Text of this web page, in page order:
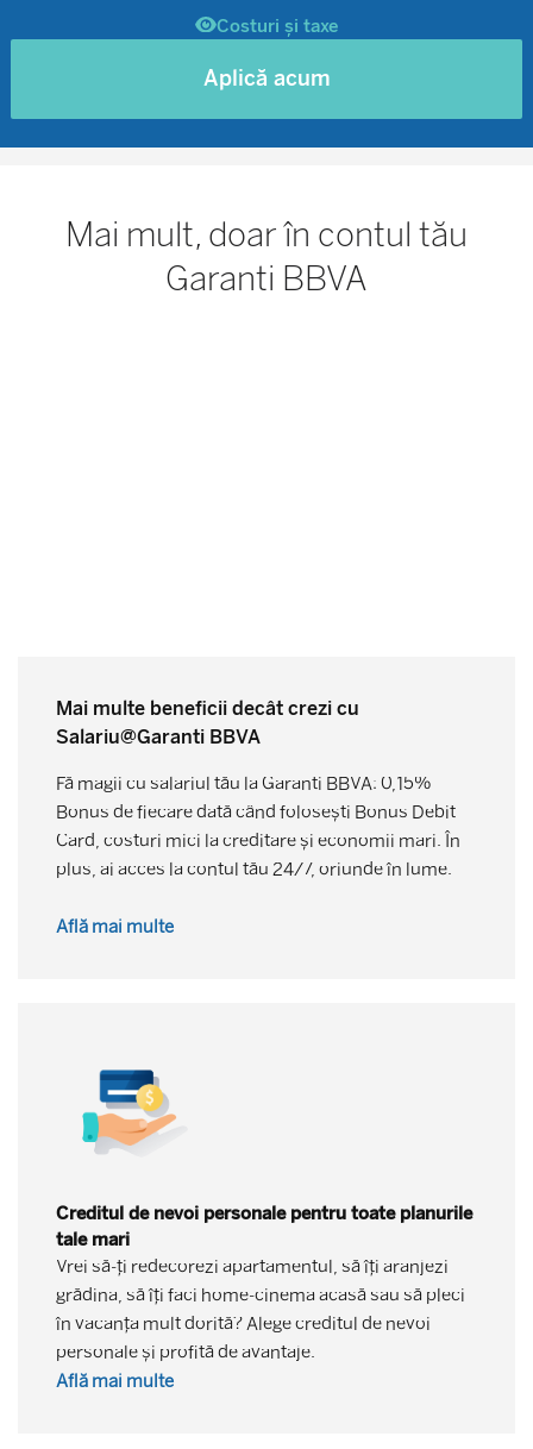
Costuri și taxe
Aplică acum
Mai mult, doar în contul tău
Garanti BBVA
Mai multe beneficii decât crezi cu
Salariu@Garanti BBVA
Fă magii cu salariul tău la Garanti BBVA: 0,15%
Bonus de fiecare dată când folosești Bonus Debit
Card, costuri mici la creditare și economii mari. În
plus, ai acces la contul tău 24/7, oriunde în lume.
Află mai multe
Creditul de nevoi personale pentru toate planurile
tale mari
Vrei să-ți redecorezi apartamentul, să îți aranjezi
grădina, să îți faci home-cinema acasă sau să pleci
în vacanța mult dorită? Alege creditul de nevoi
personale și profită de avantaje.
Află mai multe